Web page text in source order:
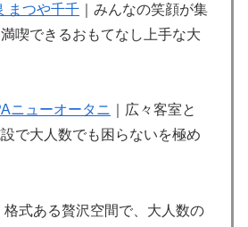
まつや千千 ｜みんなの笑顔が集
喫できるおもてなし上手な大
ニューオータニ ｜広々客室と
で大人数でも困らないを極め
格式ある贅沢空間で、大人数の